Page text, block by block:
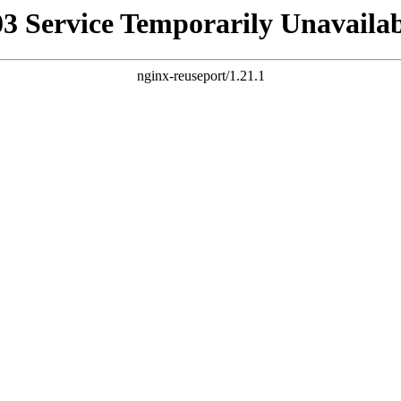
Service Temporarily
nginx-reuseport/1.21.1